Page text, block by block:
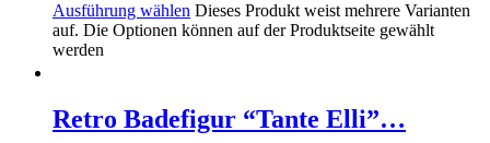
Ausführung wählen Dieses Produkt weist mehrere Varianten
auf. Die Optionen können auf der Produktseite gewählt
werden
Retro Badefigur “Tante Elli”…